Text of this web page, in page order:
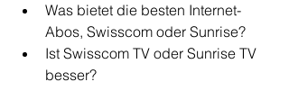
Was bietet die besten Internet-
Abos, Swisscom oder Sunrise?
Ist Swisscom TV oder Sunrise TV
besser?